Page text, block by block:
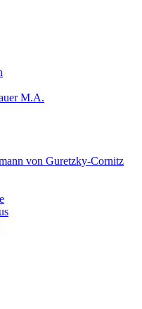
M.A.
von Guretzky-Cornitz